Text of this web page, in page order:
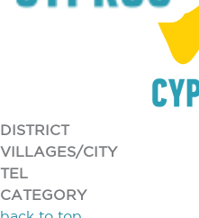
DISTRICT
VILLAGES/CITY
TEL
CATEGORY